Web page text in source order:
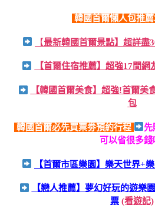
韓國首爾懶人包推
【最新韓國首爾景點】超詳盡
【首爾住宿推薦】超強17間
【韓國首爾美食】超強!首爾美
包
韓國首爾必先買票劵預約行程
先
可以省很多錢
【首爾市區樂園】樂天世界+
【戀人推薦】夢幻好玩的遊樂
票 (看遊記)